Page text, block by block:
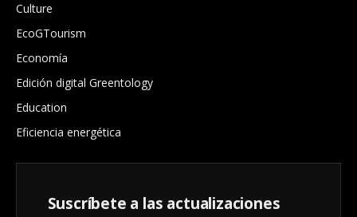
Culture
EcoGTourism
Economía
Edición digital Greentology
Education
Eficiencia energética
Suscríbete a las actualizaciones